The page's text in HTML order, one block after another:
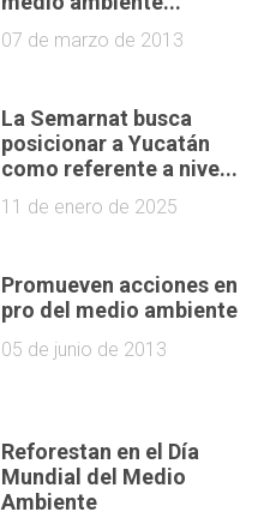
07 de marzo de 2013
La Semarnat busca
posicionar a Yucatán
como referente a nive...
11 de enero de 2025
Promueven acciones en
pro del medio ambiente
05 de junio de 2013
Reforestan en el Día
Mundial del Medio
Ambiente